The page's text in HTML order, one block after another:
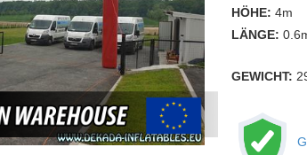
HÖHE: 4m
LÄNGE:
GEWICHT: